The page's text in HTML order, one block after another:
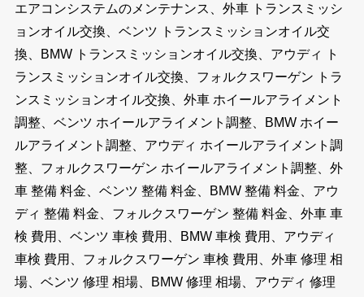
エアコンシステムのメンテナンス、外車 トランスミッシ
ョンオイル交換、ベンツ トランスミッションオイル交
換、BMW トランスミッションオイル交換、アウディ ト
ランスミッションオイル交換、フォルクスワーゲン トラ
ンスミッションオイル交換、外車 ホイールアライメント
調整、ベンツ ホイールアライメント調整、BMW ホイー
ルアライメント調整、アウディ ホイールアライメント調
整、フォルクスワーゲン ホイールアライメント調整、外
車 整備 料金、ベンツ 整備 料金、BMW 整備 料金、アウ
ディ 整備 料金、フォルクスワーゲン 整備 料金、外車 車
検 費用、ベンツ 車検 費用、BMW 車検 費用、アウディ
車検 費用、フォルクスワーゲン 車検 費用、外車 修理 相
場、ベンツ 修理 相場、BMW 修理 相場、アウディ 修理